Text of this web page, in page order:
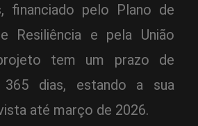
financiado pelo Plano de
Resiliência e pela União
tem um prazo de
365 dias, estando a sua
até março de 2026.